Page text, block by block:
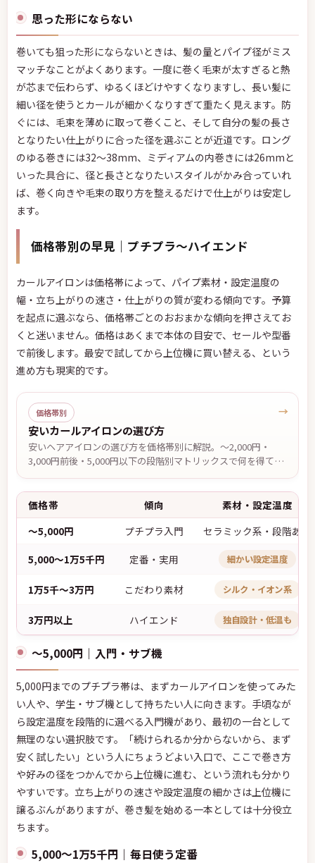
思った形にならない
巻いても狙った形にならないときは、髪の量とパイプ径がミス
マッチなことがよくあります。一度に巻く毛束が太すぎると熱
が芯まで伝わらず、ゆるくほどけやすくなりますし、長い髪に
細い径を使うとカールが細かくなりすぎて重たく見えます。防
ぐには、毛束を薄めに取って巻くこと、そして自分の髪の長さ
となりたい仕上がりに合った径を選ぶことが近道です。ロング
のゆる巻きには32〜38mm、ミディアムの内巻きには26mmと
いった具合に、径と長さとなりたいスタイルがかみ合っていれ
ば、巻く向きや毛束の取り方を整えるだけで仕上がりは安定し
ます。
価格帯別の早見｜プチプラ〜ハイエンド
カールアイロンは価格帯によって、パイプ素材・設定温度の
幅・立ち上がりの速さ・仕上がりの質が変わる傾向です。予算
を起点に選ぶなら、価格帯ごとのおおまかな傾向を押さえてお
くと迷いません。価格はあくまで本体の目安で、セールや型番
で前後します。最安で試してから上位機に買い替える、という
進め方も現実的です。
価格帯別
安いカールアイロンの選び方
安いヘアアイロンの選び方を価格帯別に解説。〜2,000円・
3,000円前後・5,000円以下の段階別マトリックスで何を得て何
など主要9モデルを比較。
→
価格帯 傾向
素材・設定温度
〜5,000円
プチプラ入門
セラミック系・段階あり
5,000〜1万5千円
定番・実用 細かい設定温度
1万5千〜3万円 こだわり素材 シルク・イオン系
3万円以上 ハイエンド 独自設計・低温も
〜5,000円｜入門・サブ機
5,000円までのプチプラ帯は、まずカールアイロンを使ってみた
い人や、学生・サブ機として持ちたい人に向きます。手頃なが
ら設定温度を段階的に選べる入門機があり、最初の一台として
無理のない選択肢です。「続けられるか分からないから、まず
安く試したい」という人にちょうどよい入口で、ここで巻き方
や好みの径をつかんでから上位機に進む、という流れも分かり
やすいです。立ち上がりの速さや設定温度の細かさは上位機に
譲るぶんがありますが、巻き髪を始める一本としては十分役立
ちます。
5,000〜1万5千円｜毎日使う定番